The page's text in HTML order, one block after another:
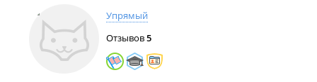
Упрямый
Отзывов5